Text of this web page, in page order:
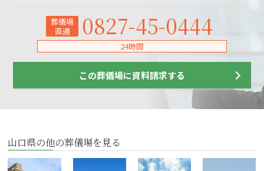
葬儀場
直通
0827-45-0444
24時間
この葬儀場に資料請求する
山口県の他の葬儀場を見る